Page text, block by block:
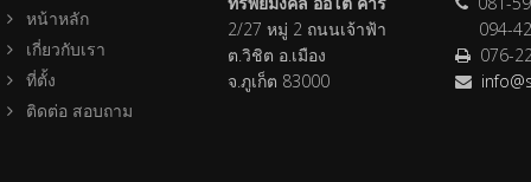
หน้าหลัก
เกี่ยวกับเรา
ที่ตั้ง
ติดต่อ สอบถาม
2/27 หมู่ 2 ถนนเจ้าฟ้า
ต.วิชิต อ.เมือง
จ.ภูเก็ต 83000
094-
076-